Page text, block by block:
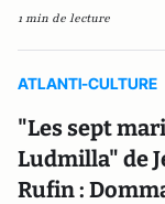
1 min de lecture
ATLANTI-CULTURE
"Les sept
Ludmilla" de
Rufin :